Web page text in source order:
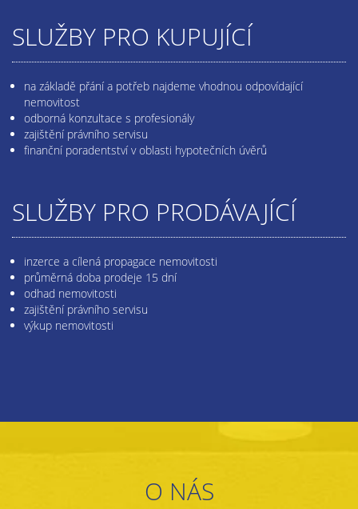
SLUŽBY PRO KUPUJÍCÍ
na základě přání a potřeb najdeme vhodnou odpovídající
nemovitost
odborná konzultace s profesionály
zajištění právního servisu
finanční poradentství v oblasti hypotečních úvěrů
SLUŽBY PRO PRODÁVAJÍCÍ
inzerce a cílená propagace nemovitosti
průměrná doba prodeje 15 dní
odhad nemovitosti
zajištění právního servisu
výkup nemovitosti
O NÁS